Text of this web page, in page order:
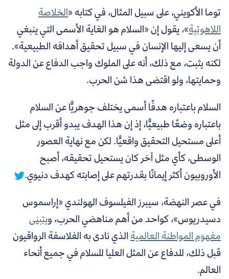
توما الأكويني، على سبيل المثال، في كتابه «الخلاصة
اللاهوتية»، يقول إن «السلام هو الغاية الأسمى التي ينبغي
أن يسعى إليها الإنسان في سبيل تحقيق أهدافه الطبيعية».
لكنه يثبت، مع ذلك، أنه على الملوك واجب الدفاع عن الدولة
وحمايتها، ولو اقتضى هذا شن الحرب.
السلام باعتباره هدفًا أسمى يختلف جوهريًّا عن السلام
باعتباره وضعًا طبيعيًّا، إذ إن هذا الهدف يبدو أقرب إلى مثل
أعلى مستحيل التحقيق واقعيًّا. لكنمع نهاية العصور
الوسطى، كأي مثل آخر كان يستحيل تحقيقه، أصبح
الأوروبيون أكثر إيمانًا بقدرتهم على إصابته كهدف دنيوي.
في عصر النهضة، سيبرز الفيلسوف الهولندي «إراسموس
دسيدريوس»، كواحد من أهم مناهضي الحرب، ويتبنى
مفهوم المواطنة العالميةالذي نادى به الفلاسفة الرواقيون
قبل ذلك، للدفاع عن المثل العليا للسلام في جميع أنحاء
العالم.